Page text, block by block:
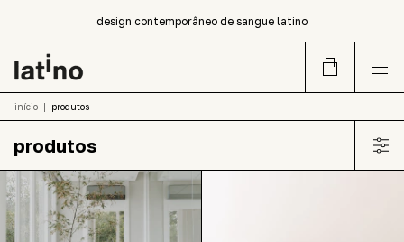
design contemporâneo de sangue latino
newsletter!! cadastre-se e receba um cupom para primeira
início | produtos
produtos